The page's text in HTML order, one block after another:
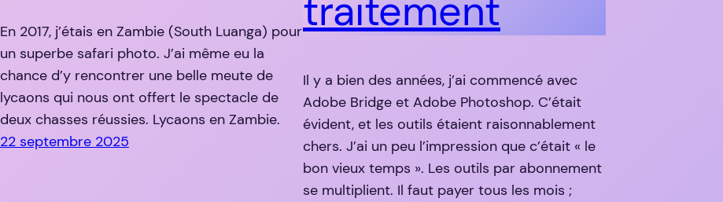
En 2017, j’étais en Zambie (South Luanga) pour
un superbe safari photo. J’ai même eu la
chance d’y rencontrer une belle meute de
lycaons qui nous ont offert le spectacle de
deux chasses réussies. Lycaons en Zambie.
22 septembre 2025
traitement
Il y a bien des années, j’ai commencé avec
Adobe Bridge et Adobe Photoshop. C’était
évident, et les outils étaient raisonnablement
chers. J’ai un peu l’impression que c’était « le
bon vieux temps ». Les outils par abonnement
se multiplient. Il faut payer tous les mois ;